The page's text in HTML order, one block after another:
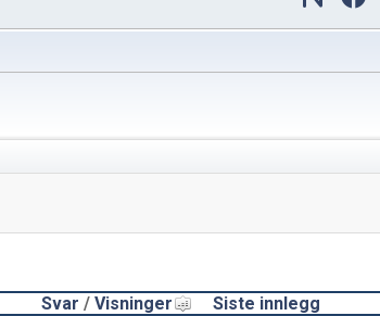
Svar /Visninger
Siste innlegg